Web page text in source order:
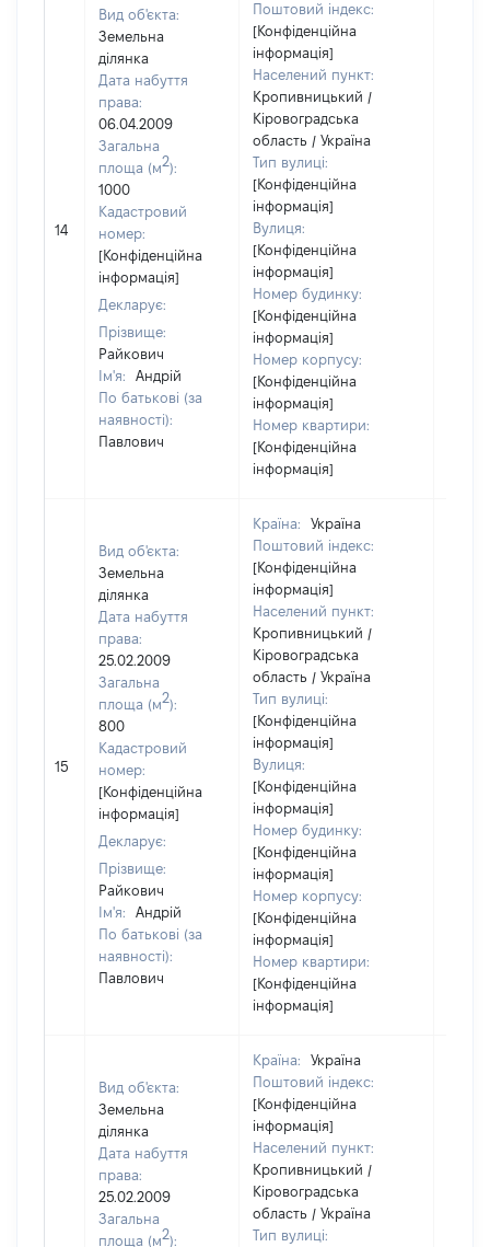
14
Вид об'єкта:
Земельна
ділянка
Дата набуття
права:
06.04.2009
Загальна
площа (м2):
1000
Кадастровий
номер:
[Конфіденційна
інформація]
Декларує:
Прізвище:
Райкович
Ім'я:
Андрій
По батькові (за
наявності):
Павлович
Поштовий індекс:
[Конфіденційна
інформація]
Населений пункт:
Кропивницький /
Кіровоградська
область / Україна
Тип вулиці:
[Конфіденційна
інформація]
Вулиця:
[Конфіденційна
інформація]
Номер будинку:
[Конфіденційна
інформація]
Номер корпусу:
[Конфіденційна
інформація]
Номер квартири:
[Конфіденційна
інформація]
15
Вид об'єкта:
Земельна
ділянка
Дата набуття
права:
25.02.2009
Загальна
площа (м2):
800
Кадастровий
номер:
[Конфіденційна
інформація]
Декларує:
Прізвище:
Райкович
Ім'я:
Андрій
По батькові (за
наявності):
Павлович
Країна:
Україна
Поштовий індекс:
[Конфіденційна
інформація]
Населений пункт:
Кропивницький /
Кіровоградська
область / Україна
Тип вулиці:
[Конфіденційна
інформація]
Вулиця:
[Конфіденційна
інформація]
Номер будинку:
[Конфіденційна
інформація]
Номер корпусу:
[Конфіденційна
інформація]
Номер квартири:
[Конфіденційна
інформація]
Вид об'єкта:
Земельна
ділянка
Дата набуття
права:
25.02.2009
Загальна
площа (м2):
Країна:
Україна
Поштовий індекс:
[Конфіденційна
інформація]
Населений пункт:
Кропивницький /
Кіровоградська
область / Україна
Тип вулиці: